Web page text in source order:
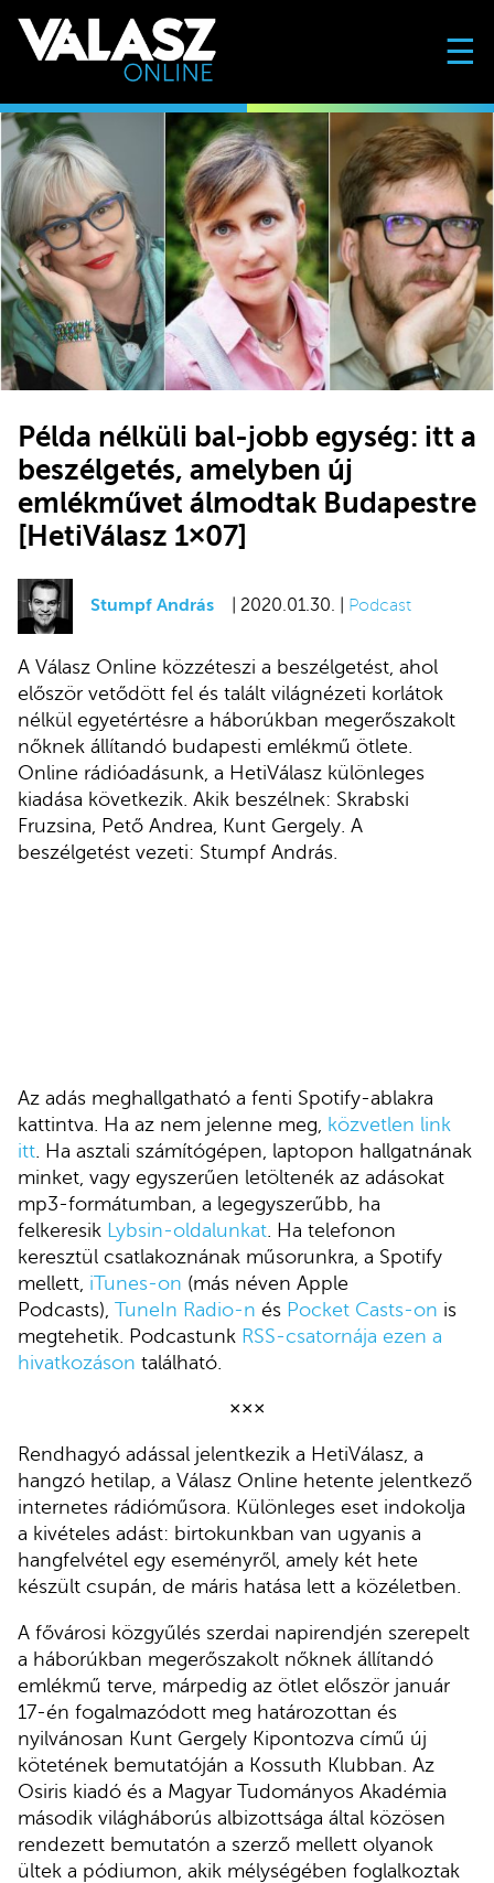
☰
Példa nélküli bal-jobb egység: itt a
beszélgetés, amelyben új
emlékművet álmodtak Budapestre
[HetiVálasz 1×07]
Stumpf András | 2020.01.30. | Podcast
A Válasz Online közzéteszi a beszélgetést, ahol
először vetődött fel és talált világnézeti korlátok
nélkül egyetértésre a háborúkban megerőszakolt
nőknek állítandó budapesti emlékmű ötlete.
Online rádióadásunk, a HetiVálasz különleges
kiadása következik. Akik beszélnek: Skrabski
Fruzsina, Pető Andrea, Kunt Gergely. A
beszélgetést vezeti: Stumpf András.
Az adás meghallgatható a fenti Spotify-ablakra
kattintva. Ha az nem jelenne meg, közvetlen link
itt. Ha asztali számítógépen, laptopon hallgatnának
minket, vagy egyszerűen letöltenék az adásokat
mp3-formátumban, a legegyszerűbb, ha
felkeresik Lybsin-oldalunkat. Ha telefonon
keresztül csatlakoznának műsorunkra, a Spotify
mellett, iTunes-on (más néven Apple
Podcasts), TuneIn Radio-n és Pocket Casts-on is
megtehetik. Podcastunk RSS-csatornája ezen a
hivatkozáson található.
×××
Rendhagyó adással jelentkezik a HetiVálasz, a
hangzó hetilap, a Válasz Online hetente jelentkező
internetes rádióműsora. Különleges eset indokolja
a kivételes adást: birtokunkban van ugyanis a
hangfelvétel egy eseményről, amely két hete
készült csupán, de máris hatása lett a közéletben.
A fővárosi közgyűlés szerdai napirendjén szerepelt
a háborúkban megerőszakolt nőknek állítandó
emlékmű terve, márpedig az ötlet először január
17-én fogalmazódott meg határozottan és
nyilvánosan Kunt Gergely Kipontozva című új
kötetének bemutatóján a Kossuth Klubban. Az
Osiris kiadó és a Magyar Tudományos Akadémia
második világháborús albizottsága által közösen
rendezett bemutatón a szerző mellett olyanok
ültek a pódiumon, akik mélységében foglalkoztak